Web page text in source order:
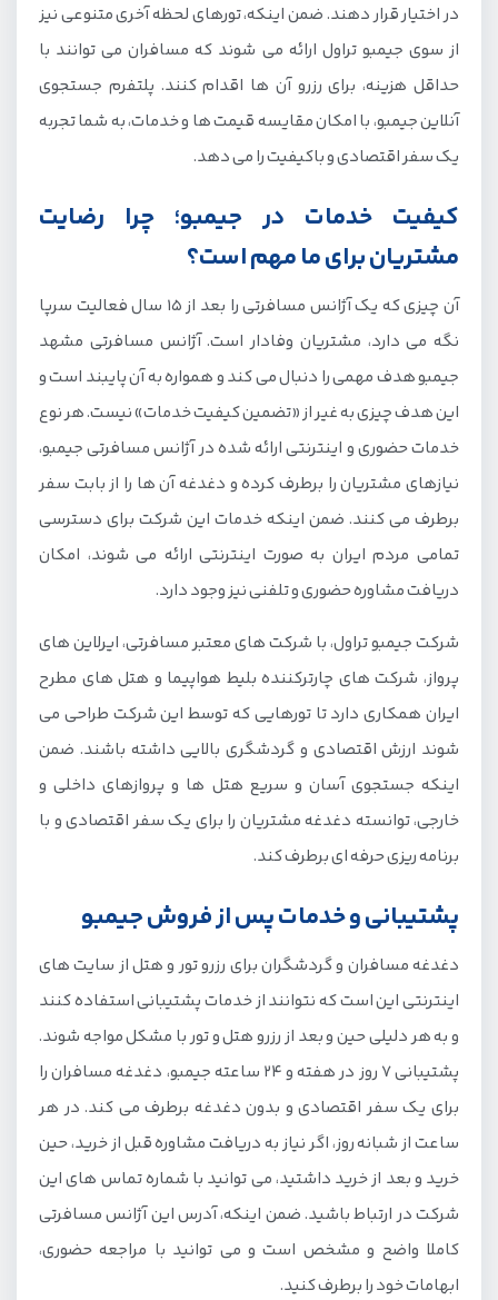
در اختیار قرار دهند. ضمن اینکه، تورهای لحظه آخری متنوعی نیز
از سوی جیمبو تراول ارائه می شوند که مسافران می توانند با
حداقل هزینه، برای رزرو آن ها اقدام کنند. پلتفرم جستجوی
آنلاین جیمبو، با امکان مقایسه قیمت ها و خدمات، به شما تجربه
یک سفر اقتصادی و باکیفیت را می دهد.
کیفیت خدمات در جیمبو؛ چرا رضایت
مشتریان برای ما مهم است؟
آن چیزی که یک آژانس مسافرتی را بعد از 15 سال فعالیت سرپا
نگه می دارد، مشتریان وفادار است. آژانس مسافرتی مشهد
جیمبو هدف مهمی را دنبال می کند و همواره به آن پایبند است و
این هدف چیزی به غیر از «تضمین کیفیت خدمات» نیست. هر نوع
خدمات حضوری و اینترنتی ارائه شده در آژانس مسافرتی جیمبو،
نیازهای مشتریان را برطرف کرده و دغدغه آن ها را از بابت سفر
برطرف می کنند. ضمن اینکه خدمات این شرکت برای دسترسی
تمامی مردم ایران به صورت اینترنتی ارائه می شوند، امکان
دریافت مشاوره حضوری و تلفنی نیز وجود دارد.
شرکت جیمبو تراول، با شرکت های معتبر مسافرتی، ایرلاین های
پرواز، شرکت های چارترکننده بلیط هواپیما و هتل های مطرح
ایران همکاری دارد تا تورهایی که توسط این شرکت طراحی می
شوند ارزش اقتصادی و گردشگری بالایی داشته باشند. ضمن
اینکه جستجوی آسان و سریع هتل ها و پروازهای داخلی و
خارجی، توانسته دغدغه مشتریان را برای یک سفر اقتصادی و با
برنامه ریزی حرفه ای برطرف کند.
پشتیبانی و خدمات پس از فروش جیمبو
دغدغه مسافران و گردشگران برای رزرو تور و هتل از سایت های
اینترنتی این است که نتوانند از خدمات پشتیبانی استفاده کنند
و به هر دلیلی حین و بعد از رزرو هتل و تور با مشکل مواجه شوند.
پشتیبانی 7 روز در هفته و 24 ساعته جیمبو، دغدغه مسافران را
برای یک سفر اقتصادی و بدون دغدغه برطرف می کند. در هر
ساعت از شبانه روز، اگر نیاز به دریافت مشاوره قبل از خرید، حین
خرید و بعد از خرید داشتید، می توانید با شماره تماس های این
شرکت در ارتباط باشید. ضمن اینکه، آدرس این آژانس مسافرتی
کاملا واضح و مشخص است و می توانید با مراجعه حضوری،
ابهامات خود را برطرف کنید.